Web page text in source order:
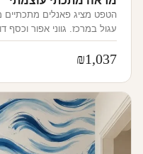
הטפט מציג פאנלים מתכתיים
עגול במרכז. גווני אפור וכסף
₪1,037